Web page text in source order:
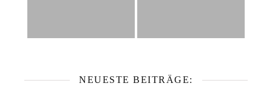
NEUESTE BEITRÄGE: